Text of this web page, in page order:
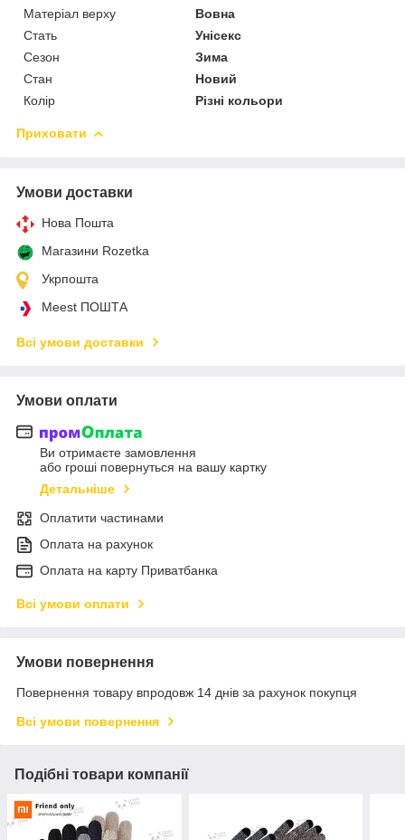
Матеріал верху
Вовна
Стать
Унісекс
Сезон
Зима
Стан
Новий
Колір
Різні кольори
Приховати
Умови доставки
Нова Пошта
Магазини Rozetka
Укрпошта
Meest ПОШТА
Всі умови доставки
Умови оплати
Ви отримаєте замовлення
або гроші повернуться на вашу картку
Детальніше
Оплатити частинами
Оплата на рахунок
Оплата на карту Приватбанка
Всі умови оплати
Умови повернення
Повернення товару впродовж 14 днів за рахунок покупця
Всі умови повернення
Подібні товари компанії